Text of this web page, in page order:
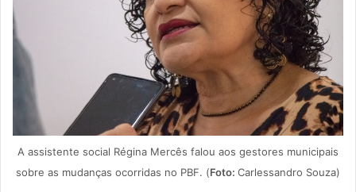
A assistente social Régina Mercês falou aos gestores municipais
sobre as mudanças ocorridas no PBF. (Foto: Carlessandro Souza)